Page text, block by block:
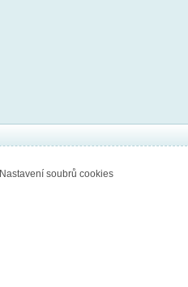
Nastavení soubrů cookies